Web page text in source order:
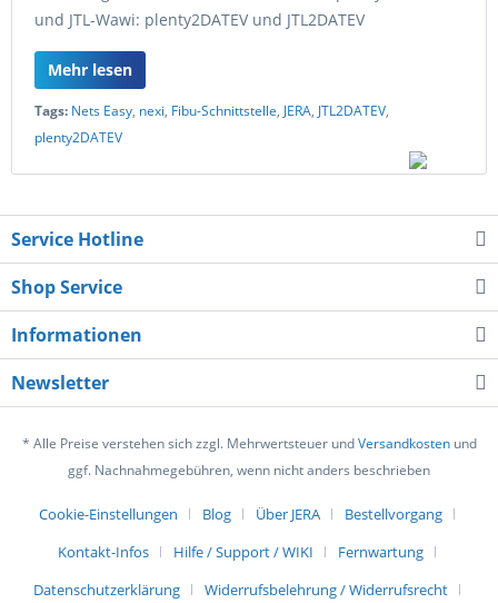
und JTL-Wawi: plenty2DATEV und JTL2DATEV
Mehr lesen
Tags: Nets Easy, nexi, Fibu-Schnittstelle, JERA, JTL2DATEV,
plenty2DATEV
Service Hotline
Shop Service
Informationen
Newsletter
* Alle Preise verstehen sich zzgl. Mehrwertsteuer undVersandkostenund
ggf. Nachnahmegebühren, wenn nicht anders beschrieben
Cookie-Einstellungen Blog Über JERA
Bestellvorgang
Kontakt-Infos
Hilfe / Support / WIKI
Fernwartung
Datenschutzerklärung
Widerrufsbelehrung / Widerrufsrecht